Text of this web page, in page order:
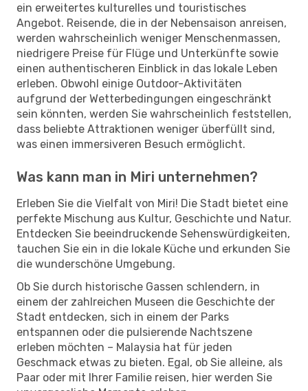
ein erweitertes kulturelles und touristisches
Angebot. Reisende, die in der Nebensaison anreisen,
werden wahrscheinlich weniger Menschenmassen,
niedrigere Preise für Flüge und Unterkünfte sowie
einen authentischeren Einblick in das lokale Leben
erleben. Obwohl einige Outdoor-Aktivitäten
aufgrund der Wetterbedingungen eingeschränkt
sein könnten, werden Sie wahrscheinlich feststellen,
dass beliebte Attraktionen weniger überfüllt sind,
was einen immersiveren Besuch ermöglicht.
Was kann man in Miri unternehmen?
Erleben Sie die Vielfalt von Miri! Die Stadt bietet eine
perfekte Mischung aus Kultur, Geschichte und Natur.
Entdecken Sie beeindruckende Sehenswürdigkeiten,
tauchen Sie ein in die lokale Küche und erkunden Sie
die wunderschöne Umgebung.
Ob Sie durch historische Gassen schlendern, in
einem der zahlreichen Museen die Geschichte der
Stadt entdecken, sich in einem der Parks
entspannen oder die pulsierende Nachtszene
erleben möchten – Malaysia hat für jeden
Geschmack etwas zu bieten. Egal, ob Sie alleine, als
Paar oder mit Ihrer Familie reisen, hier werden Sie